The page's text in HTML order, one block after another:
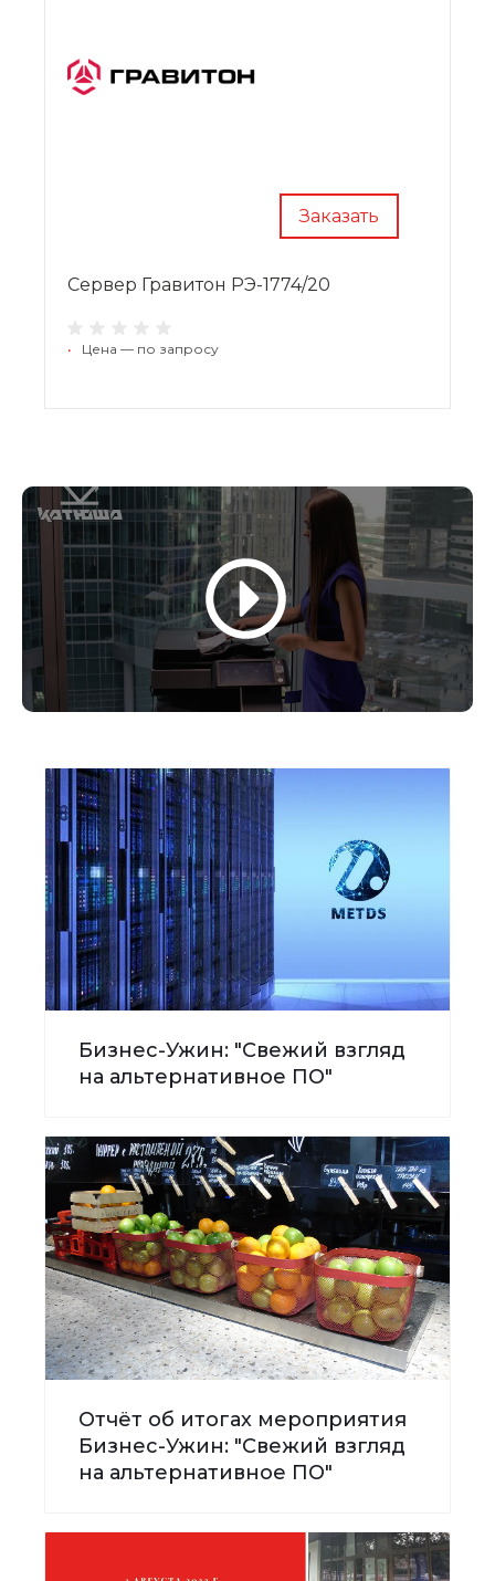
Заказать
Сервер Гравитон РЭ-1774/20
• Цена — по запросу
Бизнес-Ужин: "Свежий взгляд
на альтернативное ПО"
Отчёт об итогах мероприятия
Бизнес-Ужин: "Свежий взгляд
на альтернативное ПО"